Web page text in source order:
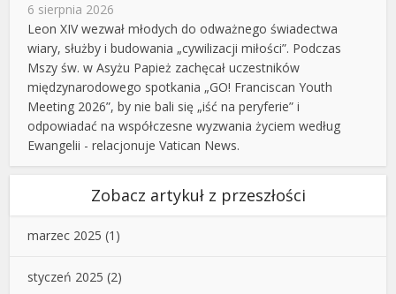
6 sierpnia 2026
Leon XIV wezwał młodych do odważnego świadectwa
wiary, służby i budowania „cywilizacji miłości”. Podczas
Mszy św. w Asyżu Papież zachęcał uczestników
międzynarodowego spotkania „GO! Franciscan Youth
Meeting 2026”, by nie bali się „iść na peryferie” i
odpowiadać na współczesne wyzwania życiem według
Ewangelii - relacjonuje Vatican News.
Zobacz artykuł z przeszłości
marzec 2025 (1)
styczeń 2025 (2)